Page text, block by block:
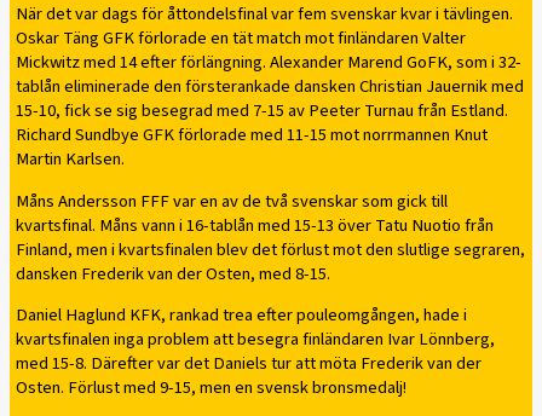
När det var dags för åttondelsfinal var fem svenskar kvar i tävlingen.
Oskar Täng GFK förlorade en tät match mot finländaren Valter
Mickwitz med 14 efter förlängning. Alexander Marend GoFK, som i 32-
tablån eliminerade den försterankade dansken Christian Jauernik med
15-10, fick se sig besegrad med 7-15 av Peeter Turnau från Estland.
Richard Sundbye GFK förlorade med 11-15 mot norrmannen Knut
Martin Karlsen.
Måns Andersson FFF var en av de två svenskar som gick till
kvartsfinal. Måns vann i 16-tablån med 15-13 över Tatu Nuotio från
Finland, men i kvartsfinalen blev det förlust mot den slutlige segraren,
dansken Frederik van der Osten, med 8-15.
Daniel Haglund KFK, rankad trea efter pouleomgången, hade i
kvartsfinalen inga problem att besegra finländaren Ivar Lönnberg,
med 15-8. Därefter var det Daniels tur att möta Frederik van der
Osten. Förlust med 9-15, men en svensk bronsmedalj!